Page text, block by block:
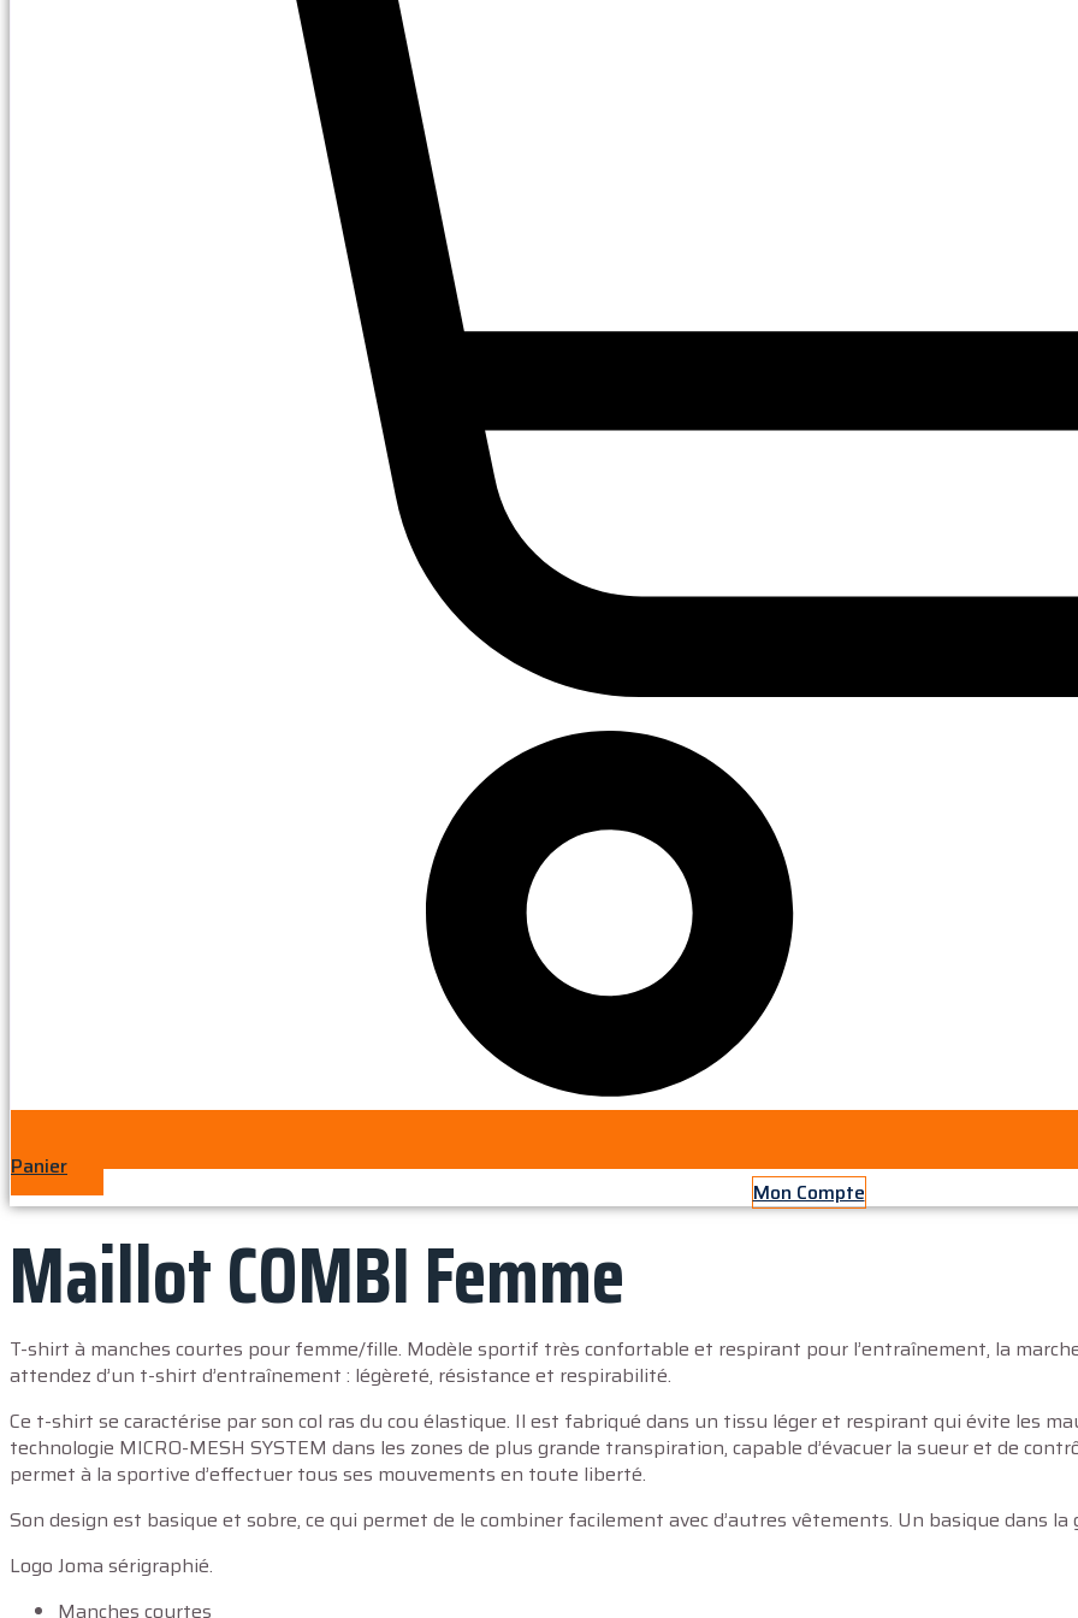
Panier
Mon Compte
Maillot COMBI Femme
T-shirt à manches courtes pour femme/fille. Modèle sportif très confortable et respirant pour l’entraînement, la
attendez d’un t-shirt d’entraînement : légèreté, résistance et respirabilité.
Ce t-shirt se caractérise par son col ras du cou élastique. Il est fabriqué dans un tissu léger et respirant qui évite les
technologie MICRO-MESH SYSTEM dans les zones de plus grande transpiration, capable d’évacuer la sueur et de
permet à la sportive d’effectuer tous ses mouvements en toute liberté.
Son design est basique et sobre, ce qui permet de le combiner facilement avec d’autres vêtements. Un basique dans
Logo Joma sérigraphié.
Manches courtes